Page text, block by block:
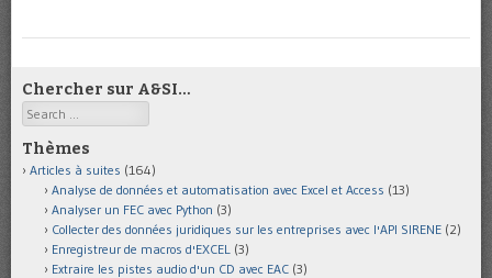
Chercher sur A&SI…
Search
Thèmes
Articles à suites (164)
Analyse de données et automatisation avec Excel et Access (13)
Analyser un FEC avec Python (3)
Collecter des données juridiques sur les entreprises avec l'API SIRENE (2)
Enregistreur de macros d'EXCEL (3)
Extraire les pistes audio d'un CD avec EAC (3)